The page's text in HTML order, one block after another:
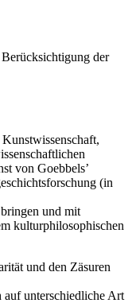
der
von Goebbels’
(in
und mit
kulturphilosophischen
und den Zäsuren
auf unterschiedliche Art